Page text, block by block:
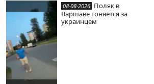
08-08-2026 Поляк в
Варшаве гоняется за
украинцем